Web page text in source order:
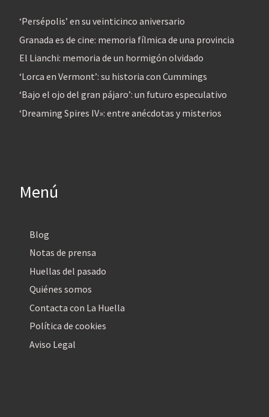
‘Persépolis’ en su veinticinco aniversario
Granada es de cine: memoria fílmica de una provincia
El Lianchi: memoria de un hormigón olvidado
‘Lorca en Vermont’: su historia con Cummings
‘Bajo el ojo del gran pájaro’: un futuro especulativo
‘Dreaming Spires IV»: entre anécdotas y misterios
Menú
Blog
Notas de prensa
Huellas del pasado
Quiénes somos
Contacta con La Huella
Política de cookies
Aviso Legal